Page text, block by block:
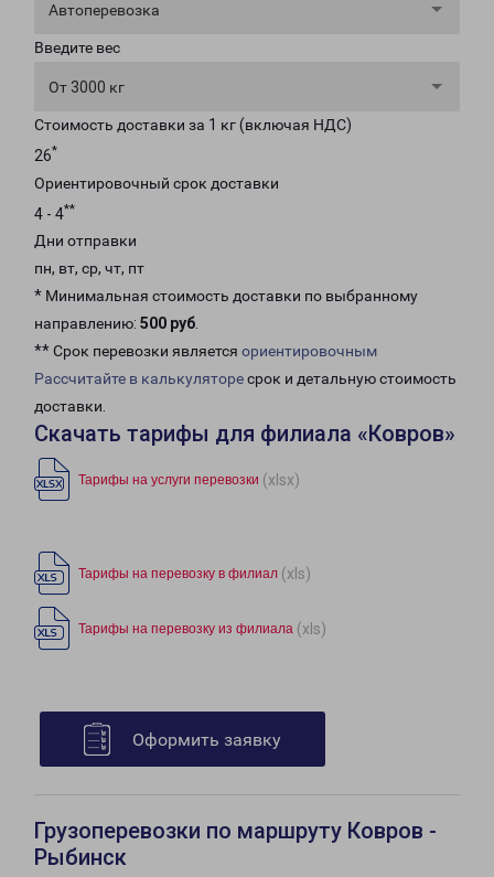
Автоперевозка
Введите вес
От 3000 кг
Стоимость доставки за 1 кг (включая НДС)
26*
Ориентировочный срок доставки
4 - 4**
Дни отправки
пн, вт, ср, чт, пт
* Минимальная стоимость доставки по выбранному
направлению: 500 руб.
** Срок перевозки является ориентировочным
Рассчитайте в калькуляторесрок и детальную стоимость
доставки.
Скачать тарифы для филиала «Ковров»
Тарифы на услуги перевозки (xlsx)
Тарифы на перевозку в филиал (xls)
Тарифы на перевозку из филиала (xls)
Оформить заявку
Грузоперевозки по маршруту Ковров -
Рыбинск